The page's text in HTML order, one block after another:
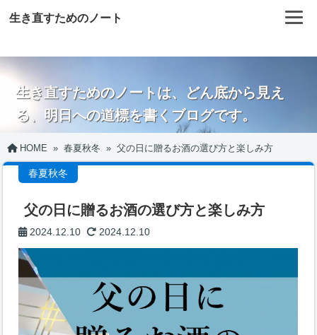
生き直すためのノート
生き直すためのノートは、どん底から見え
る、明日への道標を書くブログです。
HOME » 春夏秋冬 » 父の日に贈るお酒の選び方と楽しみ方
春夏秋冬
父の日に贈るお酒の選び方と楽しみ方
2024.12.10 2024.12.10